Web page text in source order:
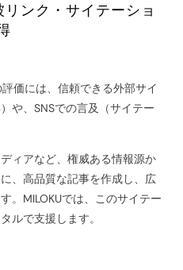
ンク・サイテーショ
価には、信頼できる外部サイ
や、SNSでの言及（サイテー
ィアなど、権威ある情報源か
、高品質な記事を作成し、広
。MILOKUでは、このサイテー
ルで支援します。